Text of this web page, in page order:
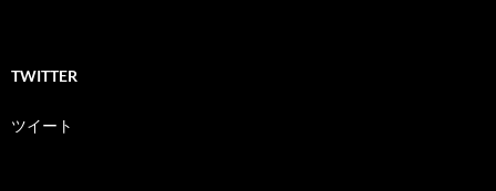
TWITTER
ツイート